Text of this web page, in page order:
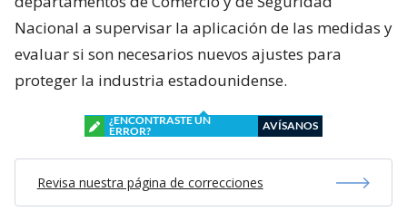
Nacional a supervisar la aplicación de las medidas y
evaluar si son necesarios nuevos ajustes para
proteger la industria estadounidense.
¿ENCONTRASTE UN
ERROR?
AVÍSANOS
Revisa nuestra página de correcciones